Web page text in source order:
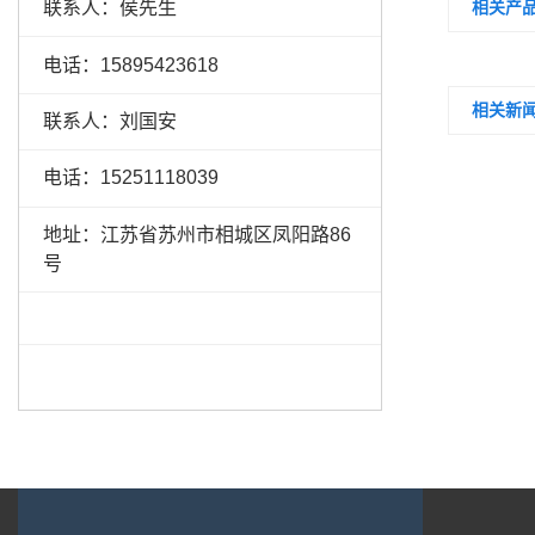
联系人：侯先生
电话：15895423618
联系人：刘国安
电话：15251118039
地址：江苏省苏州市相城区凤阳路86
号
相关产
相关新